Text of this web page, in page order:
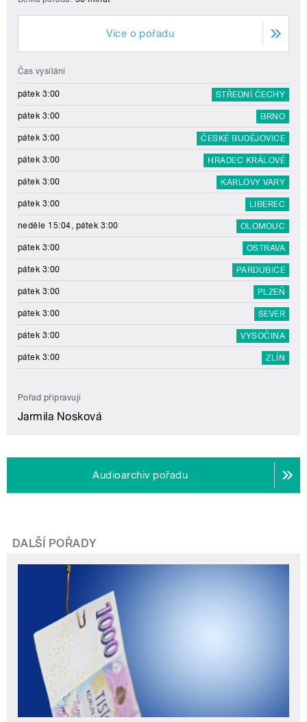
Více o pořadu
Čas vysílání
pátek 3:00 STŘEDNÍ ČECHY
pátek 3:00 BRNO
pátek 3:00 ČESKÉ BUDĚJOVICE
pátek 3:00 HRADEC KRÁLOVÉ
pátek 3:00 KARLOVY VARY
pátek 3:00 LIBEREC
neděle 15:04, pátek 3:00 OLOMOUC
pátek 3:00 OSTRAVA
pátek 3:00 PARDUBICE
pátek 3:00 PLZEŇ
pátek 3:00 SEVER
pátek 3:00 VYSOČINA
pátek 3:00 ZLÍN
Pořad připravují
Jarmila Nosková
Audioarchiv pořadu
DALŠÍ POŘADY